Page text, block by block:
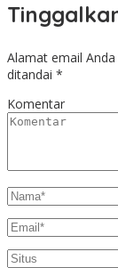
Alamat email
ditandai *
Komentar